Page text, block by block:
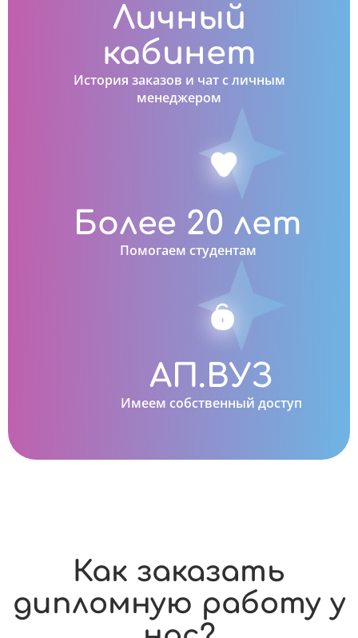
Личный
кабинет
История заказов и чат с личным
менеджером
Более 20 лет
Помогаем студентам
АП.ВУЗ
Имеем собственный доступ
Как заказать
дипломную работу у